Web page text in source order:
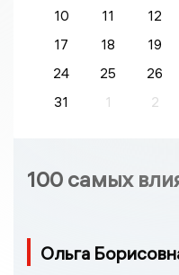
10
11 12
17
18 19
24
25 26
31
1 2
100 самых
Ольга